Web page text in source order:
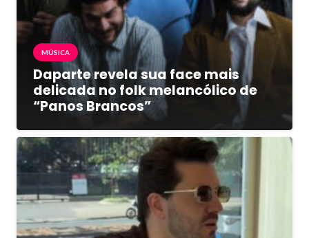
MÚSICA
Daparte revela sua face mais
delicada no folk melancólico de
“Panos Brancos”